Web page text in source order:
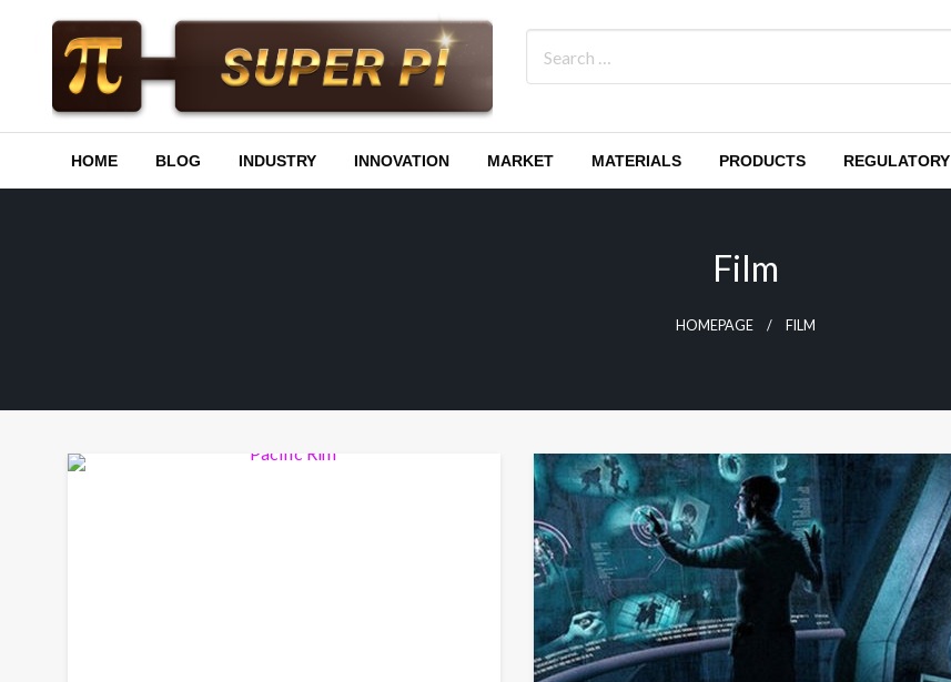
Superpi
HOME BLOG INDUSTRY INNOVATION MARKET MATERIALS PRODUCTS REGULATORY
Film
HOMEPAGE FILM